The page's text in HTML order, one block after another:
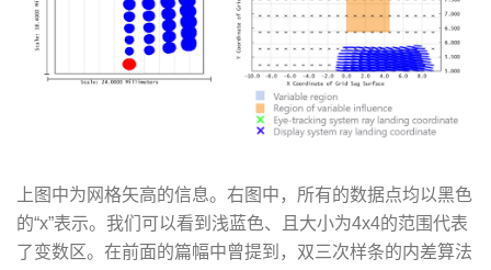
上图中为网格矢高的信息。右图中，所有的数据点均以黑色
的“x”表示。我们可以看到浅蓝色、且大小为4x4的范围代表
了变数区。在前面的篇幅中曾提到，双三次样条的内差算法